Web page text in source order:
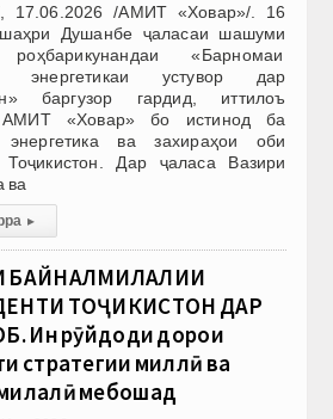
17.06.2026 /АМИТ «Ховар»/. 16
Душанбе ҷаласаи шашуми
«Барномаи
энергетикаи устувор дар
баргузор гардид, иттилоъ
АМИТ «Ховар» бо истинод ба
энергетика ва захираҳои оби
Тоҷикистон. Дар ҷаласа Вазири
ва
▸
БАЙНАЛМИЛАЛИИ
ТОҶИКИСТОН ДАР
Ин рӯйдоди дорои
стратегии миллӣ ва
мебошад